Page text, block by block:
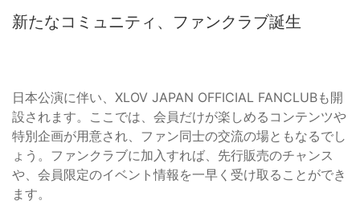
新たなコミュニティ、ファンクラブ誕生
日本公演に伴い、XLOV JAPAN OFFICIAL FANCLUBも開
設されます。ここでは、会員だけが楽しめるコンテンツや
特別企画が用意され、ファン同士の交流の場ともなるでし
ょう。ファンクラブに加入すれば、先行販売のチャンス
や、会員限定のイベント情報を一早く受け取ることができ
ます。